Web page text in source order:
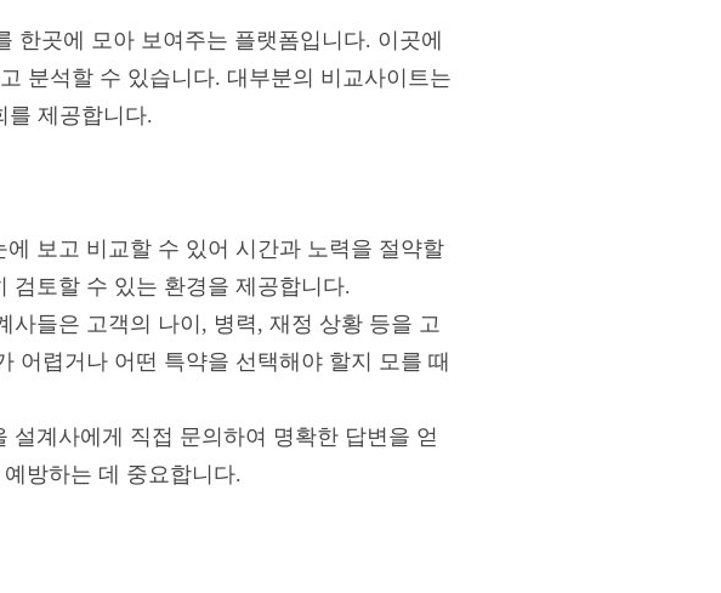
한곳에 모아 보여주는 플랫폼입니다. 이곳에
분석할 수 있습니다. 대부분의 비교사이트는
를 제공합니다.
보고 비교할 수 있어 시간과 노력을 절약할
검토할 수 있는 환경을 제공합니다.
사들은 고객의 나이, 병력, 재정 상황 등을 고
어렵거나 어떤 특약을 선택해야 할지 모를 때
계사에게 직접 문의하여 명확한 답변을 얻
방하는 데 중요합니다.